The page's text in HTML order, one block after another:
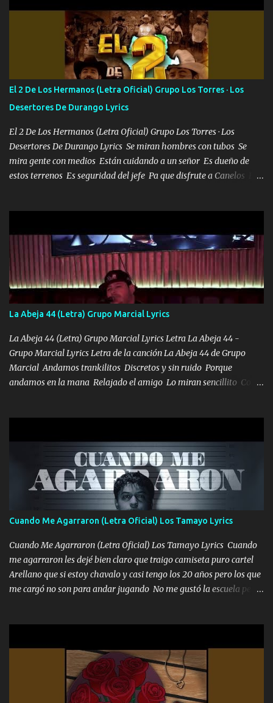
camisa es color Verde y peleam0s la Bandera por todita a la ciudad
con los drones patrullando la Frontera De Tijuana Bulevares
Bellas Artes me ve en las blancas ya hace falta mi APA FLACO
verde se le extraña pa que sepan Aquí Pura GENTE DE LA RANA 🐸
POR CLAVE ES EL CALI 4 EN LA CIUDAD TIJUANA Música Al
tirante andamos mi carnal atento a cualquier necesidad no porque
se ve limpio el camino nos confiamos al andar y nunca con la
misma piedra me vuelvo a tropezar Cuando ando de enamorado
en corto me tiró a per...
El 2 De Los Hermanos (Letra Oficial) Grupo Los Torres · Los
Desertores De Durango Lyrics
El 2 De Los Hermanos (Letra Oficial) Grupo Los Torres · Los
Desertores De Durango Lyrics Se miran hombres con tubos Se
mira gente con medios Están cuidando a un señor Es dueño de
estos terrenos Es seguridad del jefe Pa que disfrute a Canelos Es
ni tampoco las mujeres porque es platica de grandes por eso hay
que estar alegres doy las instrucciones para atender los deberes
Música Si es que salta algún problema de confianza tengo gente
ahí está el Hombre Cuarenta y también Pariente 7 arreglan
cualquier problema no más es cuestión que ordené NOS HACE
FALTA UN HERMANO DE CLAVE ERA EL 24 SIEMPRE FUE UN
HOMBRE VALIENTE POR ALGO M'URIÓ PELEAND0 SIEMPRE
VIO POR LA FAMILIA PARA QUE SIGA EL LEGADO Es el DOS de
los HERMANOS un cerebro inteligente y com...
La Abeja 44 (Letra) Grupo Marcial Lyrics
La Abeja 44 (Letra) Grupo Marcial Lyrics Letra La Abeja 44 -
Grupo Marcial Lyrics Letra de la canción La Abeja 44 de Grupo
Marcial Andamos trankilitos Discretos y sin ruido Porque
andamos en la mana Relajado el amigo Lo miran sencillito Con
coronamos Se jala los marciales Y sus guitarras ya van sonando
Un gallardo me prendo Para agarrar el vuelo y la mente y
tranquilizando Tomense un buen trago Y así es como empezamos
los versos que voy cantando (Music) A vido alta y bajas La carreta
se atora Pero nunca le aflojamos Ya me han pasado cosas Y
aunque ustedes no sepan Pero la vida es muy corta Hay que
echarle chingazos Y seguir trabajando porque nada es...
Cuando Me Agarraron (Letra Oficial) Los Tamayo Lyrics
Cuando Me Agarraron (Letra Oficial) Los Tamayo Lyrics Cuando
me agarraron les dejé bien claro que traigo camiseta puro cartel
Arellano que si estoy chavalo y casi tengo los 20 años pero los que
me cargó no son para andar jugando No me gustó la escuela pero
Yo Soy El De Las Pacas Sobrino Del Brazo Armad0 Con mi Glock
fajado y mi R terciado me van a ver allá por TJ para un licenciado
mando un abrazo andamos al cien Choritas también Música
Ando en la colonia bien acelerado traigo un M2 que nunca me ha